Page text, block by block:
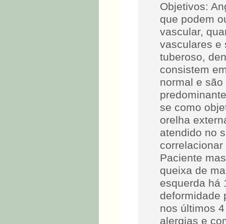
Objetivos:
que podem
vascular,
vasculares e
tuberoso,
consistem
normal e
se como
orelha
atendido no
Paciente
queixa de
esquerda há
deformidade
nos últimos
alergias e